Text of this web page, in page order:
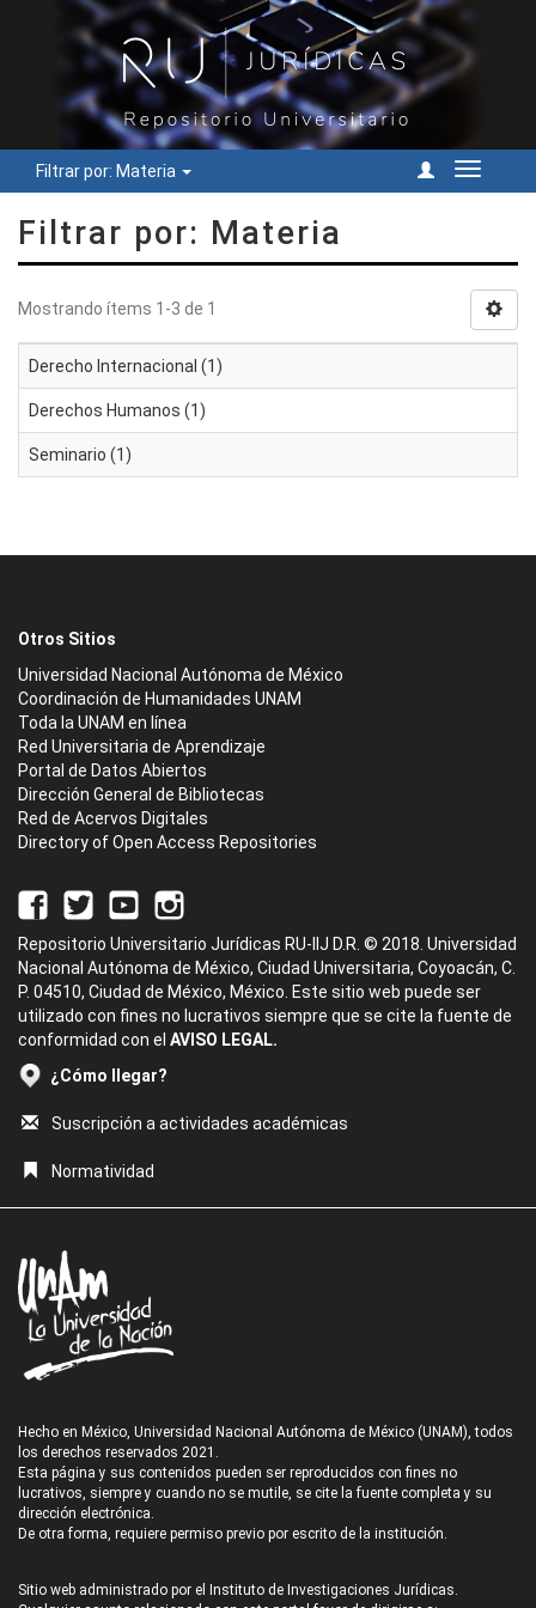
Filtrar por: Materia
Cambiar
Filtrar por: Materia
Mostrando ítems 1-3 de 1
Derecho Internacional (1)
Derechos Humanos (1)
Seminario (1)
Otros Sitios
Universidad Nacional Autónoma de México
Coordinación de Humanidades UNAM
Toda la UNAM en línea
Red Universitaria de Aprendizaje
Portal de Datos Abiertos
Dirección General de Bibliotecas
Red de Acervos Digitales
Directory of Open Access Repositories
Repositorio Universitario Jurídicas RU-IIJ D.R. © 2018. Universidad
Nacional Autónoma de México, Ciudad Universitaria, Coyoacán, C.
P. 04510, Ciudad de México, México. Este sitio web puede ser
utilizado con fines no lucrativos siempre que se cite la fuente de
conformidad con el AVISO LEGAL.
¿Cómo llegar?
Suscripción a actividades académicas
Normatividad
Hecho en México, Universidad Nacional Autónoma de México (UNAM), todos
los derechos reservados 2021.
Esta página y sus contenidos pueden ser reproducidos con fines no
lucrativos, siempre y cuando no se mutile, se cite la fuente completa y su
dirección electrónica.
De otra forma, requiere permiso previo por escrito de la institución.
Sitio web administrado por el Instituto de Investigaciones Jurídicas.